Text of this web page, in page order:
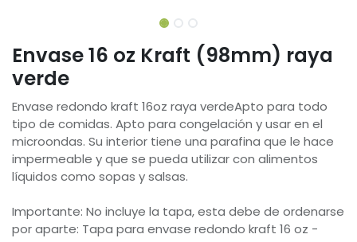
Envase 16 oz Kraft (98mm) raya
verde
Envase redondo kraft 16oz raya verdeApto para todo
tipo de comidas. Apto para congelación y usar en el
microondas. Su interior tiene una parafina que le hace
impermeable y que se pueda utilizar con alimentos
líquidos como sopas y salsas.
Importante: No incluye la tapa, esta debe de ordenarse
por aparte: Tapa para envase redondo kraft 16 oz -